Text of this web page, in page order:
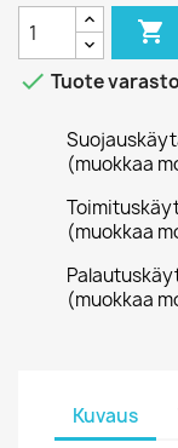

 Tuote
(muokkaa
(muokkaa
(muokkaa
Kuvaus